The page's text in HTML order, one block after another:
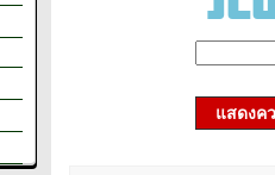
แสดงค